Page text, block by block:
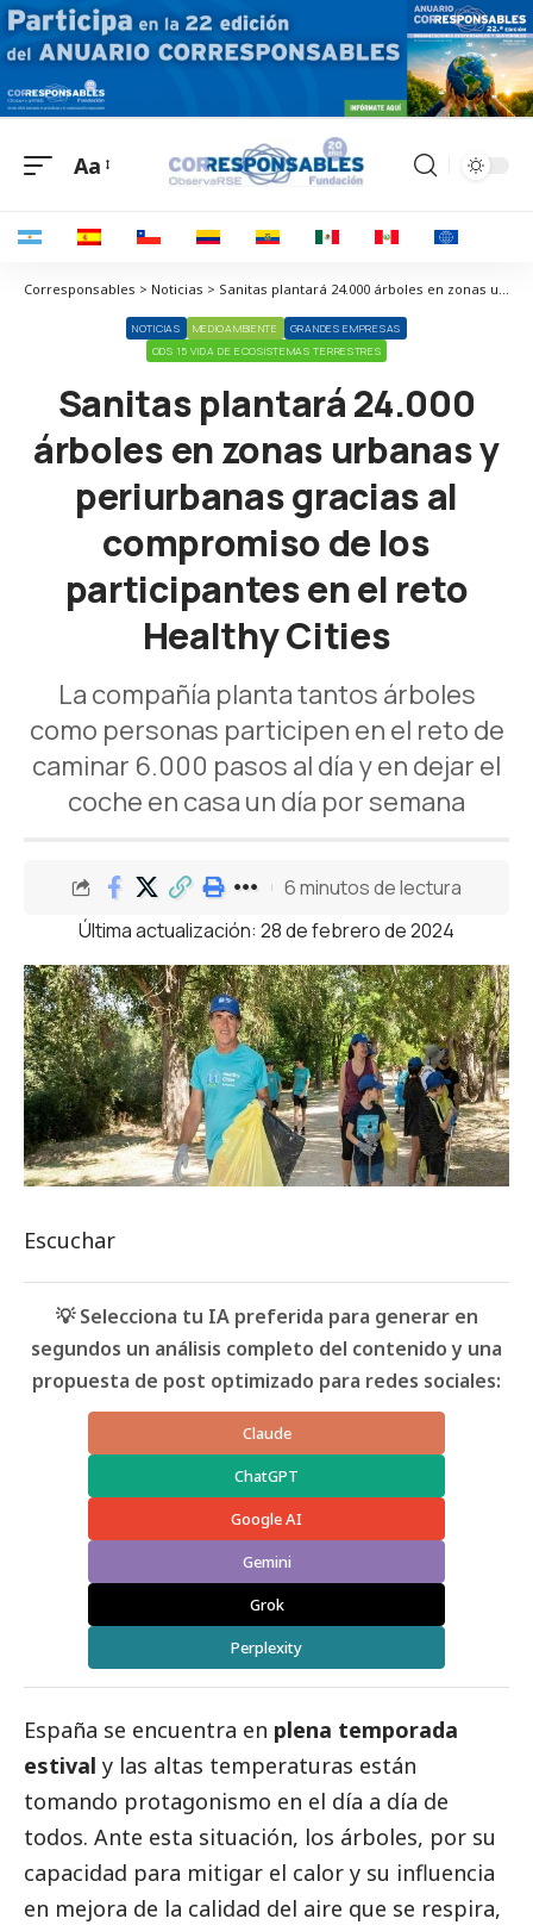
Aa
Corresponsables > Noticias > Sanitas plantará 24.000 árboles en zonas urbanas y periurbanas gracias al compromiso de los participantes en el reto Healthy Cities
NOTICIAS MEDIOAMBIENTE
GRANDES EMPRESAS
ODS 15 VIDA DE ECOSISTEMAS TERRESTRES
Sanitas plantará 24.000
árboles en zonas urbanas y
periurbanas gracias al
compromiso de los
participantes en el reto
Healthy Cities
La compañía planta tantos árboles
como personas participen en el reto de
caminar 6.000 pasos al día y en dejar el
coche en casa un día por semana
Última actualización: 28 de febrero de 2024
6 minutos de lectura
Escuchar
💡 Selecciona tu IA preferida para generar en
segundos un análisis completo del contenido y una
propuesta de post optimizado para redes sociales:
Claude
ChatGPT
Google AI
Gemini
Grok
Perplexity
España se encuentra en plena temporada
estival y las altas temperaturas están
tomando protagonismo en el día a día de
todos. Ante esta situación, los árboles, por su
capacidad para mitigar el calor y su influencia
en mejora de la calidad del aire que se respira,